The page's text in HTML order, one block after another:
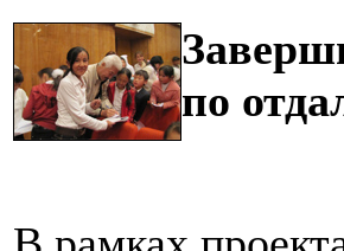
по